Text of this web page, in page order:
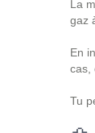
La
gaz
En
cas,
Tu